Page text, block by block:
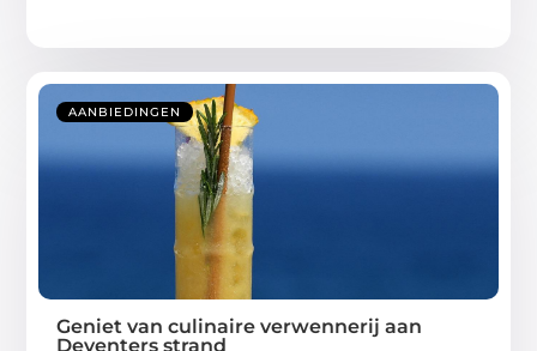
AANBIEDINGEN
Geniet van culinaire verwennerij aan
Deventers strand